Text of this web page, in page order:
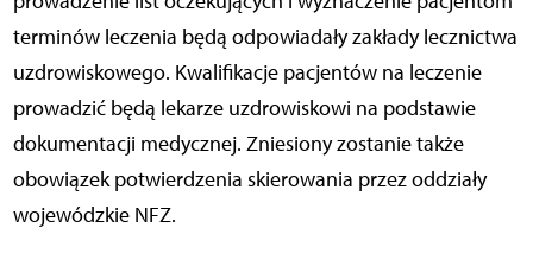
terminów leczenia będą odpowiadały zakłady lecznictwa
uzdrowiskowego. Kwalifikacje pacjentów na leczenie
prowadzić będą lekarze uzdrowiskowi na podstawie
dokumentacji medycznej. Zniesiony zostanie także
obowiązek potwierdzenia skierowania przez oddziały
wojewódzkie NFZ.